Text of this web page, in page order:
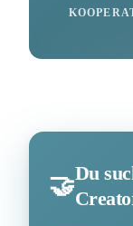
🤝Du